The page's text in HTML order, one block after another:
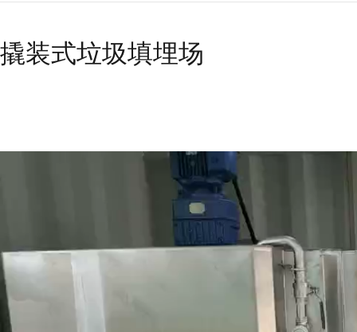
撬装式垃圾填埋场